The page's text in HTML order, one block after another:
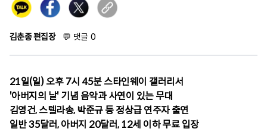
김춘종 편집장 💬 댓글 0
21일(일) 오후 7시 45분 스타인웨이 갤러리서
'아버지의 날' 기념 음악과 사연이 있는 무대
김영건, 스텔라송, 박준규 등 정상급 연주자 출연
일반 35달러, 아버지 20달러, 12세 이하 무료 입장